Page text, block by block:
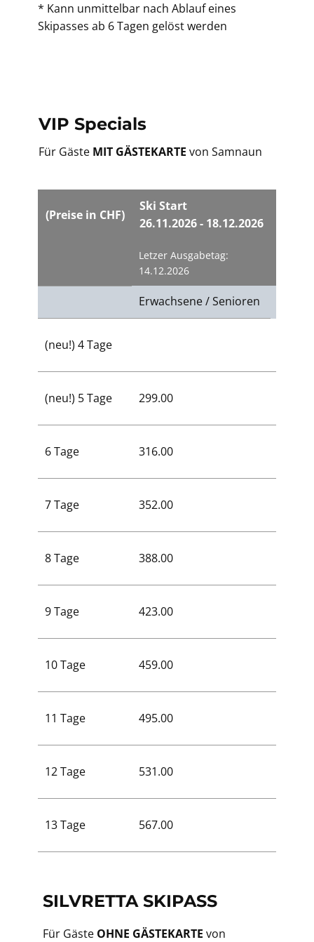
* Kann unmittelbar nach Ablauf eines
Skipasses ab 6 Tagen gelöst werden
VIP Specials
Für Gäste MIT GÄSTEKARTE von Samnaun
(Preise in CHF)
Ski Start
26.11.2026 - 18.12.2026
Letzer Ausgabetag:
14.12.2026
Erwachsene / Senioren
(neu!) 4 Tage
(neu!) 5 Tage 299.00
6 Tage 316.00
7 Tage 352.00
8 Tage 388.00
9 Tage 423.00
10 Tage 459.00
11 Tage 495.00
12 Tage 531.00
13 Tage 567.00
SILVRETTA SKIPASS
Für Gäste OHNE GÄSTEKARTE von